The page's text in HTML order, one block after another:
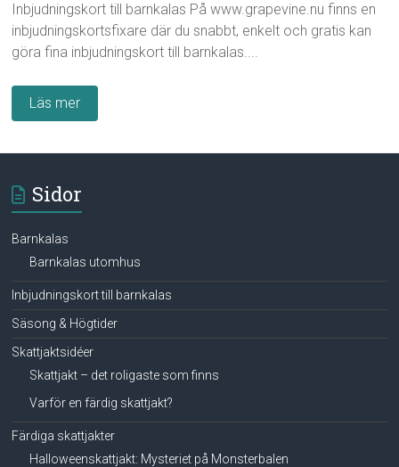
Inbjudningskort till barnkalas På www.grapevine.nu finns en
inbjudningskortsfixare där du snabbt, enkelt och gratis kan
göra fina inbjudningskort till barnkalas....
Läs mer
Sidor
Barnkalas
Barnkalas utomhus
Inbjudningskort till barnkalas
Säsong & Högtider
Skattjaktsidéer
Skattjakt – det roligaste som finns
Varför en färdig skattjakt?
Färdiga skattjakter
Halloweenskattjakt: Mysteriet på Monsterbalen